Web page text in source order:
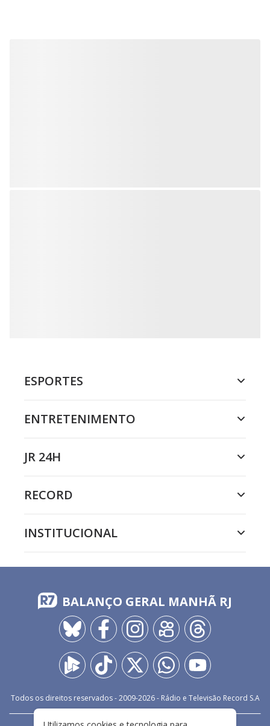
ESPORTES
ENTRETENIMENTO
JR 24H
RECORD
INSTITUCIONAL
BALANÇO GERAL MANHÃ RJ
Todos os direitos reservados - 2009-2026- Rádio e Televisão Record S.A